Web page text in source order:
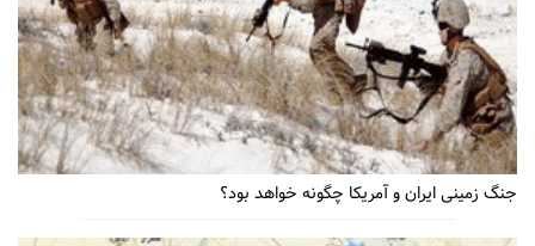
جنگ زمینی ایران و آمریکا چگونه خواهد بود؟